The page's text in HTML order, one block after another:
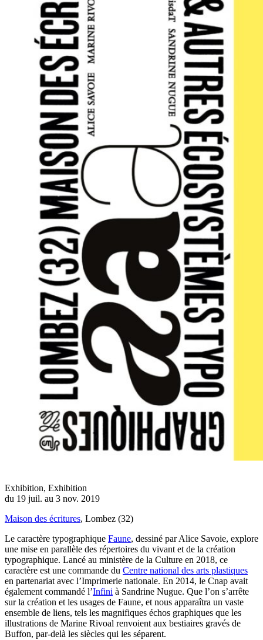
Exhibition, Exhibition
du 19 juil. au 3 nov. 2019
Maison des écritures, Lombez (32)
Le caractère typographique Faune, dessiné par Alice Savoie, explore
une mise en parallèle des répertoires du vivant et de la création
typographique. Lancé au ministère de la Culture en 2018, ce
caractère est une commande du Centre national des arts plastiques
en partenariat avec l’Imprimerie nationale. En 2014, le Cnap avait
également commandé l’Infini à Sandrine Nugue. Que l’on s’arrête
sur la création et les usages de Faune, et nous apparaîtra un vaste
ensemble de liens, tels les magnifiques échos graphiques que les
illustrations de Marine Rivoal renvoient aux bestiaires gravés de
Buffon, par-delà les siècles qui les séparent.